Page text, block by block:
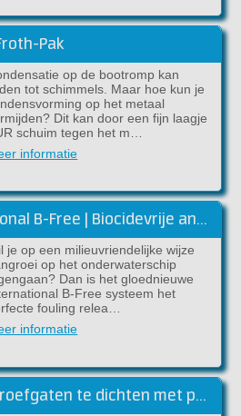
Pak
op de bootromp kan
tot schimmels. Maar hoe kun je
op het metaal
Dit kan door een fijn laagje
schuim tegen het m…
informatie
Alles over International B-Free | Biocidevrije antifouling
je op een milieuvriendelijke wijze
op het onderwaterschip
Dan is het gloednieuwe
B-Free systeem het
fouling relea…
informatie
3 manieren om schroefgaten te dichten met polyester